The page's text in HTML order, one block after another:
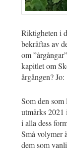
Riktigheten i
bekräftas av
om
kapitlet om
årgången? Jo:
Som den som
utmärks 2021
i alla dess
Små volymer
dem som